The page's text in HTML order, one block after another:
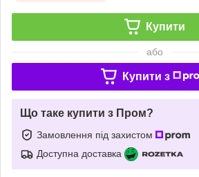
Купити
або
Купити з
Що таке купити з Пром?
Замовлення під захистом
Доступна доставка